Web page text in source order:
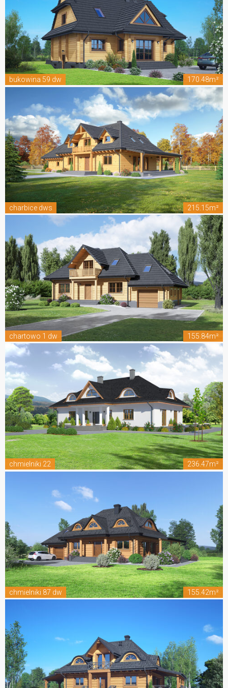
bukowina 59 dw 170.48m²
charbice dws 215.15m²
chartowo 1 dw 155.84m²
chmielniki 22 236.47m²
chmielniki 87 dw 155.42m²